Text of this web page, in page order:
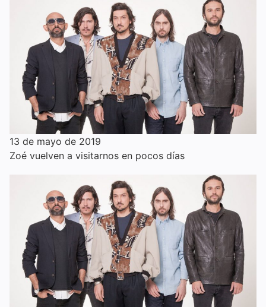
13 de mayo de 2019
Zoé vuelven a visitarnos en pocos días